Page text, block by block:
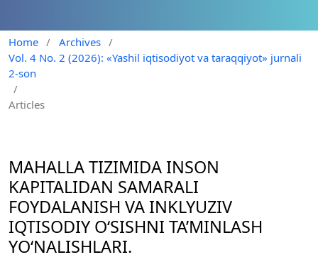
Home / Archives /
Vol. 4 No. 2 (2026): «Yashil iqtisodiyot va taraqqiyot» jurnali
2-son
/
Articles
MAHALLA TIZIMIDA INSON
KAPITALIDAN SAMARALI
FOYDALANISH VA INKLYUZIV
IQTISODIY O‘SISHNI TA’MINLASH
YO‘NALISHLARI.